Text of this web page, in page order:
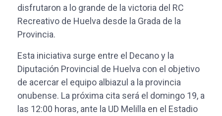
disfrutaron a lo grande de la victoria del RC
Recreativo de Huelva desde la Grada de la
Provincia.
Esta iniciativa surge entre el Decano y la
Diputación Provincial de Huelva con el objetivo
de acercar el equipo albiazul a la provincia
onubense. La próxima cita será el domingo 19, a
las 12:00 horas, ante la UD Melilla en el Estadio